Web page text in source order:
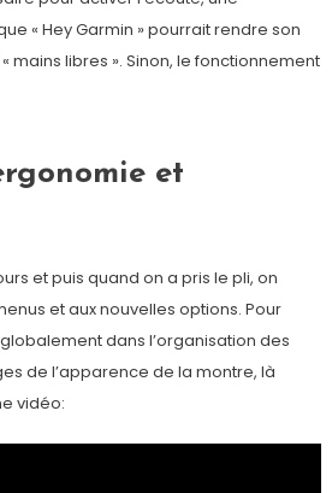
« Hey Garmin » pourrait rendre son
mains libres ». Sinon, le fonctionnement
et
et puis quand on a pris le pli, on
et aux nouvelles options. Pour
dans l’organisation des
de l’apparence de la montre, là
vidéo: